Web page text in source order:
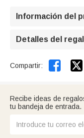
Información del
Detalles del
Compartir: 
Recibe ideas de
tu bandeja de entrada.